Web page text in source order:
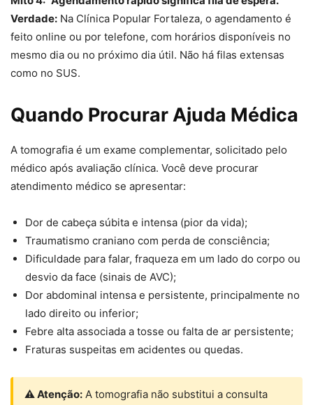
Verdade: Na Clínica Popular Fortaleza, o agendamento é
feito online ou por telefone, com horários disponíveis no
mesmo dia ou no próximo dia útil. Não há filas extensas
como no SUS.
Quando Procurar Ajuda Médica
A tomografia é um exame complementar, solicitado pelo
médico após avaliação clínica. Você deve procurar
atendimento médico se apresentar:
Dor de cabeça súbita e intensa (pior da vida);
Traumatismo craniano com perda de consciência;
Dificuldade para falar, fraqueza em um lado do corpo ou
desvio da face (sinais de AVC);
Dor abdominal intensa e persistente, principalmente no
lado direito ou inferior;
Febre alta associada a tosse ou falta de ar persistente;
Fraturas suspeitas em acidentes ou quedas.
⚠ Atenção: A tomografia não substitui a consulta